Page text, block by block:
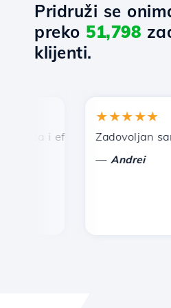
Pridruži se
preko 51,798
klijenti.
i efikasna tehnička podrška.
★★★★★
Zadovoljan sam
Andrei